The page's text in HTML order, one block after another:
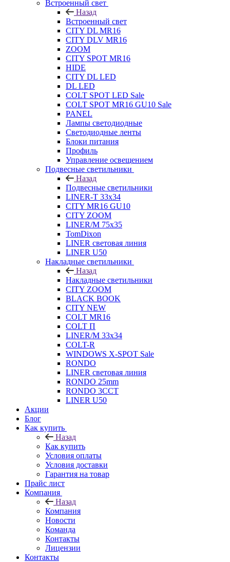
Встроенный свет
Назад
Встроенный свет
CITY DL MR16
CITY DLV MR16
ZOOM
CITY SPOT MR16
HIDE
CITY DL LED
DL LED
COLT SPOT LED Sale
COLT SPOT MR16 GU10 Sale
PANEL
Лампы светодиодные
Светодиодные ленты
Блоки питания
Профиль
Управление освещением
Подвесные светильники
Назад
Подвесные светильники
LINER-T 33x34
CITY MR16 GU10
CITY ZOOM
LINER/M 75х35
TomDixon
LINER световая линия
LINER U50
Накладные светильники
Назад
Накладные светильники
CITY ZOOM
BLACK BOOK
CITY NEW
COLT MR16
COLT П
LINER/М 33х34
COLT-R
WINDOWS X-SPOT Sale
RONDO
LINER световая линия
RONDO 25mm
RONDO 3CCT
LINER U50
Акции
Блог
Как купить
Назад
Как купить
Условия оплаты
Условия доставки
Гарантия на товар
Прайс лист
Компания
Назад
Компания
Новости
Команда
Контакты
Лицензии
Контакты